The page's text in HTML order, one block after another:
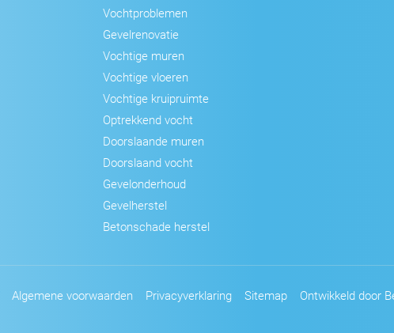
Vochtproblemen
Gevelrenovatie
Vochtige muren
Vochtige vloeren
Vochtige kruipruimte
Optrekkend vocht
Doorslaande muren
Doorslaand vocht
Gevelonderhoud
Gevelherstel
Betonschade herstel
Algemene voorwaarden Privacyverklaring Sitemap Ontwikkeld door